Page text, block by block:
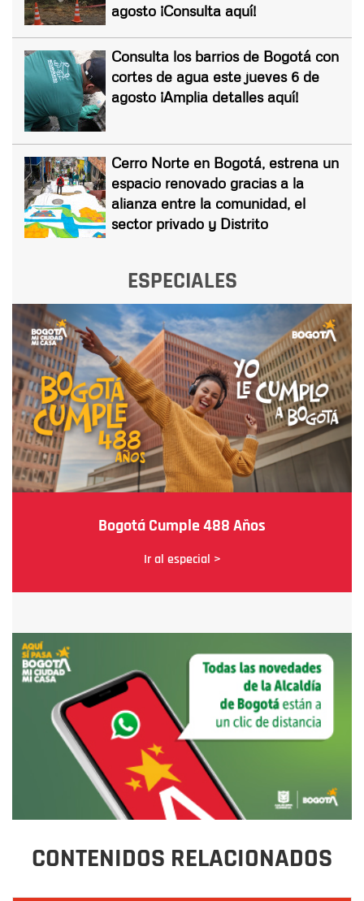
agosto ¡Consulta aquí!
Consulta los barrios de Bogotá con
cortes de agua este jueves 6 de
agosto ¡Amplia detalles aquí!
Cerro Norte en Bogotá, estrena un
espacio renovado gracias a la
alianza entre la comunidad, el
sector privado y Distrito
ESPECIALES
Bogotá Cumple 488 Años
Ir al especial >
CONTENIDOS RELACIONADOS